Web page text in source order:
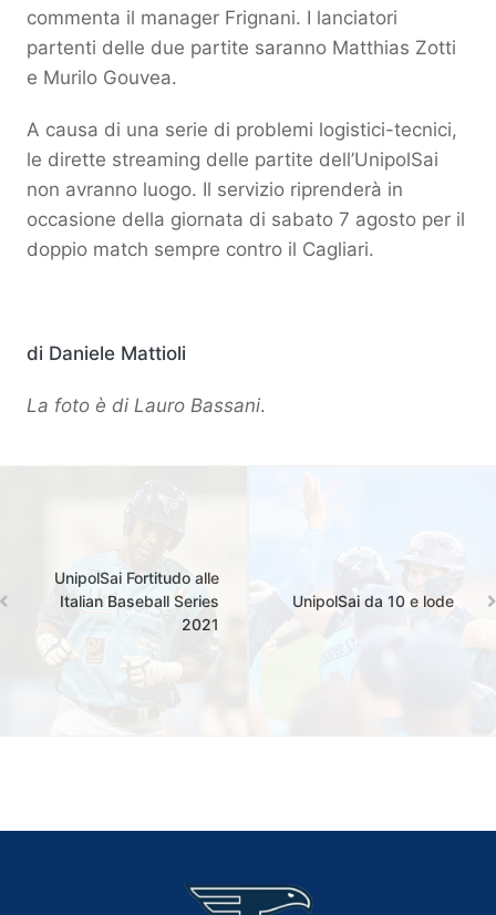
commenta il manager Frignani. I lanciatori
partenti delle due partite saranno Matthias Zotti
e Murilo Gouvea.
A causa di una serie di problemi logistici-tecnici,
le dirette streaming delle partite dell’UnipolSai
non avranno luogo. Il servizio riprenderà in
occasione della giornata di sabato 7 agosto per il
doppio match sempre contro il Cagliari.
di Daniele Mattioli
La foto è di Lauro Bassani.
UnipolSai Fortitudo alle
Italian Baseball Series
2021
UnipolSai da 10 e lode